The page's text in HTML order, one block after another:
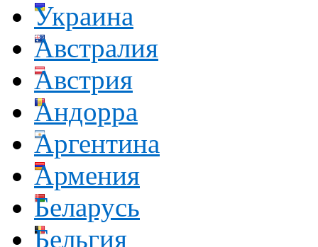
Украина
Австралия
Австрия
Андорра
Аргентина
Армения
Беларусь
Бельгия